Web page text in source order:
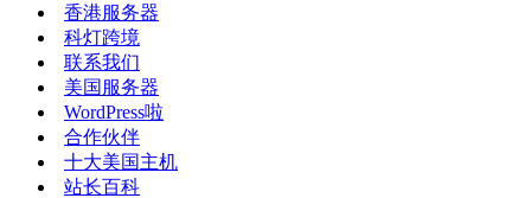
香港服务器
科灯跨境
联系我们
美国服务器
WordPress啦
合作伙伴
十大美国主机
站长百科